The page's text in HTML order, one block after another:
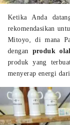
Ketika Anda
rekomendasikan
Mitoyo, di mana
dengan produk
produk yang
menyerap energi